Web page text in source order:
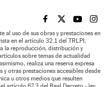
EL PAÍS BRASIL EN
EL PAÍSEL PAÍS
EL
al uso de sus obras y prestaciones en
en el artículo 32.1 del TRLPI;
la reproducción, distribución y
sobre temas de actualidad
realiza una reserva expresa
y otras prestaciones accesibles desde
u otros medios que resulten